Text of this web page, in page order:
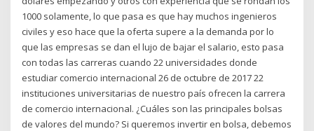
1000 solamente, lo que pasa es que hay muchos ingenieros
civiles y eso hace que la oferta supere a la demanda por lo
que las empresas se dan el lujo de bajar el salario, esto pasa
con todas las carreras cuando 22 universidades donde
estudiar comercio internacional 26 de octubre de 2017 22
instituciones universitarias de nuestro país ofrecen la carrera
de comercio internacional. ¿Cuáles son las principales bolsas
de valores del mundo? Si queremos invertir en bolsa, debemos